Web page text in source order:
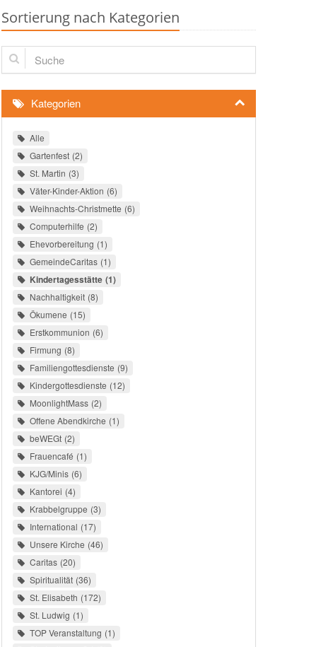
Sortierung nach Kategorien
Suche
Kategorien
Alle
Gartenfest 2
St. Martin 3
Väter-Kinder-Aktion 6
Weihnachts-Christmette 6
Computerhilfe 2
Ehevorbereitung 1
GemeindeCaritas 1
Kindertagesstätte 1
Nachhaltigkeit 8
Ökumene 15
Erstkommunion 6
Firmung 8
Familiengottesdienste 9
Kindergottesdienste 12
MoonlightMass 2
Offene Abendkirche 1
beWEGt 2
Frauencafé 1
KJG/Minis 6
Kantorei 4
Krabbelgruppe 3
International 17
Unsere Kirche 46
Caritas 20
Spiritualität 36
St. Elisabeth 172
St. Ludwig 1
TOP Veranstaltung 1